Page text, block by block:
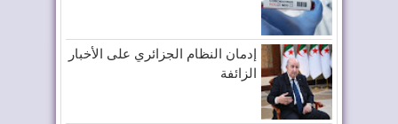
إدمان النظام الجزائري على الأخبار
الزائفة